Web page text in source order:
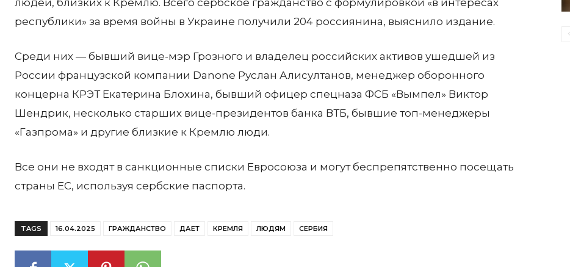
республики» за время войны в Украине получили 204 россиянина, выяснило издание.
Среди них — бывший вице-мэр Грозного и владелец российских активов ушедшей из
России французской компании Danone Руслан Алисултанов, менеджер оборонного
концерна КРЭТ Екатерина Блохина, бывший офицер спецназа ФСБ «Вымпел» Виктор
Шендрик, несколько старших вице-президентов банка ВТБ, бывшие топ-менеджеры
«Газпрома» и другие близкие к Кремлю люди.
Все они не входят в санкционные списки Евросоюза и могут беспрепятственно посещать
страны ЕС, используя сербские паспорта.
TAGS 16.04.2025 ГРАЖДАНСТВО ДАЕТ КРЕМЛЯ ЛЮДЯМ СЕРБИЯ